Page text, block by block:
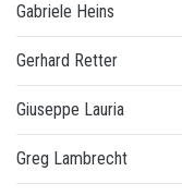
Gabriele Heins
Gerhard Retter
Giuseppe Lauria
Greg Lambrecht